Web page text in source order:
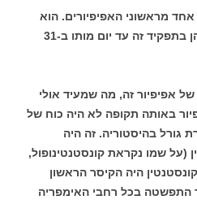
מראשוני האפיפיורים. הוא
נבחר לתפקידו בשנת 314 וכיהן בתפקיד זה עד יום מותו ב-31
אפיפיור זה, מה שמעיד אולי
באותה תקופה לא היה כוח של
בהיסטוריה. זה היה
(על שמו נקראת קונסטנטינופול,
היה הקיסר הראשון
בכל רחבי האימפריה